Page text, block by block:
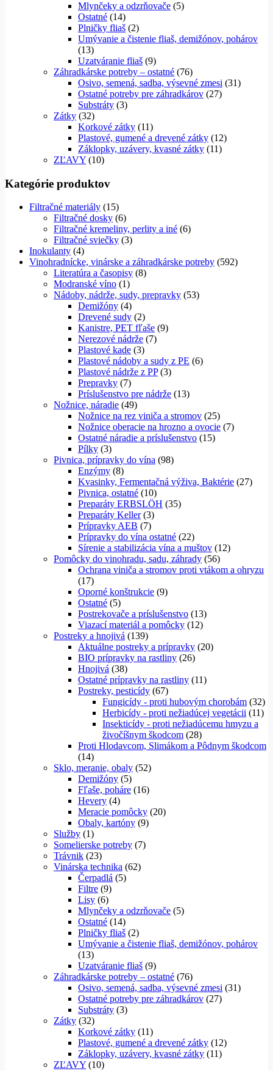
Mlynčeky a odzrňovače (5)
Ostatné (14)
Plničky fliaš (2)
Umývanie a čistenie fliaš, demižónov, pohárov
(13)
Uzatváranie fliaš (9)
Záhradkárske potreby – ostatné (76)
Osivo, semená, sadba, výsevné zmesi (31)
Ostatné potreby pre záhradkárov (27)
Substráty (3)
Zátky (32)
Korkové zátky (11)
Plastové, gumené a drevené zátky (12)
Záklopky, uzávery, kvasné zátky (11)
ZĽAVY (10)
Kategórie produktov
Filtračné materiály (15)
Filtračné dosky (6)
Filtračné kremeliny, perlity a iné (6)
Filtračné sviečky (3)
Inokulanty (4)
Vinohradnícke, vinárske a záhradkárske potreby (592)
Literatúra a časopisy (8)
Modranské víno (1)
Nádoby, nádrže, sudy, prepravky (53)
Demižóny (4)
Drevené sudy (2)
Kanistre, PET fľaše (9)
Nerezové nádrže (7)
Plastové kade (3)
Plastové nádoby a sudy z PE (6)
Plastové nádrže z PP (3)
Prepravky (7)
Príslušenstvo pre nádrže (13)
Nožnice, náradie (49)
Nožnice na rez viniča a stromov (25)
Nožnice oberacie na hrozno a ovocie (7)
Ostatné náradie a príslušenstvo (15)
Pílky (3)
Pivnica, prípravky do vína (98)
Enzýmy (8)
Kvasinky, Fermentačná výživa, Baktérie (27)
Pivnica, ostatné (10)
Preparáty ERBSLÖH (35)
Preparáty Keller (3)
Prípravky AEB (7)
Prípravky do vína ostatné (22)
Sírenie a stabilizácia vína a muštov (12)
Pomôcky do vinohradu, sadu, záhrady (56)
Ochrana viniča a stromov proti vtákom a ohryzu
(17)
Oporné konštrukcie (9)
Ostatné (5)
Postrekovače a príslušenstvo (13)
Viazací materiál a pomôcky (12)
Postreky a hnojivá (139)
Aktuálne postreky a prípravky (20)
BIO prípravky na rastliny (26)
Hnojivá (38)
Ostatné prípravky na rastliny (11)
Postreky, pesticídy (67)
Fungicídy - proti hubovým chorobám (32)
Herbicídy - proti nežiadúcej vegetácii (11)
Insekticídy - proti nežiadúcemu hmyzu a
živočíšnym škodcom (28)
Proti Hlodavcom, Slimákom a Pôdnym škodcom
(14)
Sklo, meranie, obaly (52)
Demižóny (5)
Fľaše, poháre (16)
Hevery (4)
Meracie pomôcky (20)
Obaly, kartóny (9)
Služby (1)
Somelierske potreby (7)
Trávnik (23)
Vinárska technika (62)
Čerpadlá (5)
Filtre (9)
Lisy (6)
Mlynčeky a odzrňovače (5)
Ostatné (14)
Plničky fliaš (2)
Umývanie a čistenie fliaš, demižónov, pohárov
(13)
Uzatváranie fliaš (9)
Záhradkárske potreby – ostatné (76)
Osivo, semená, sadba, výsevné zmesi (31)
Ostatné potreby pre záhradkárov (27)
Substráty (3)
Zátky (32)
Korkové zátky (11)
Plastové, gumené a drevené zátky (12)
Záklopky, uzávery, kvasné zátky (11)
ZĽAVY (10)